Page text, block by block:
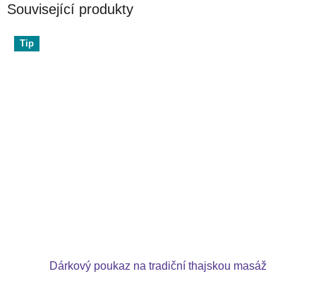
Související produkty
Tip
Dárkový poukaz na tradiční thajskou masáž